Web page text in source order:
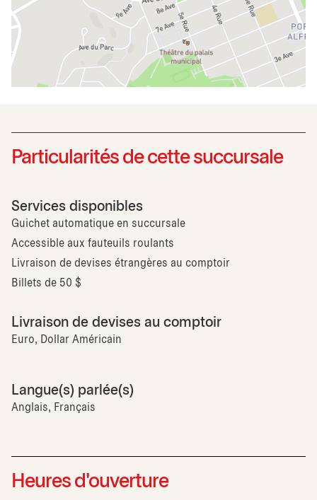
Particularités de cette succursale
Services disponibles
Guichet automatique en succursale
Accessible aux fauteuils roulants
Livraison de devises étrangères au comptoir
Billets de 50 $
Livraison de devises au comptoir
Euro, Dollar Américain
Langue(s) parlée(s)
Anglais, Français
Heures d'ouverture